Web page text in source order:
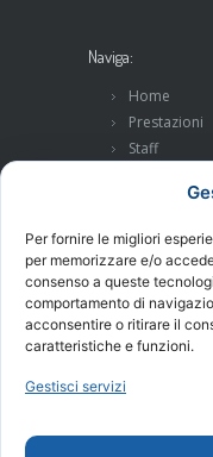
Per fornire le migliori
per memorizzare e/o
consenso a queste
comportamento di
acconsentire o ritirare il
caratteristiche e funzioni.
Gestisci servizi
Naviga:
Home
Prestazioni
Staff
Conservativa e
Igiene Orale
Conservativa
Ortodonzia
Pedodonzia